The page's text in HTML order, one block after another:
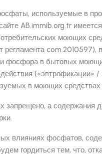
используемые в
AB.immib.org.tr
моющих
регламента
фосфора в бытовых
(«эвтрофикации» /
в моющих средствах
а содержания
влияниях фосфатов,
гордиться тем, что,